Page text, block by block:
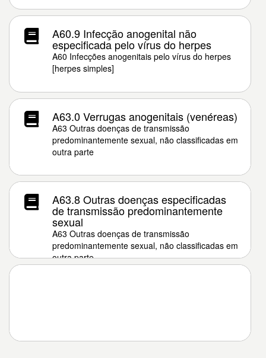
A60.9 Infecção anogenital não
especificada pelo vírus do herpes
A60 Infecções anogenitais pelo vírus do herpes
[herpes simples]
A63.0 Verrugas anogenitais (venéreas)
A63 Outras doenças de transmissão
predominantemente sexual, não classificadas em
outra parte
A63.8 Outras doenças especificadas
de transmissão predominantemente
sexual
A63 Outras doenças de transmissão
predominantemente sexual, não classificadas em
outra parte